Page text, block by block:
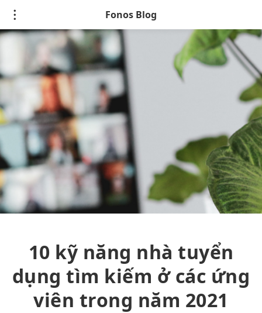
Fonos Blog
10 kỹ năng nhà tuyển
dụng tìm kiếm ở các ứng
viên trong năm 2021